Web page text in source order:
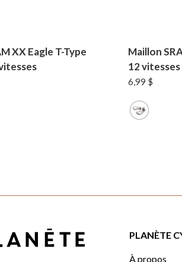
XX Eagle T-Type
Maillon
12 vitesses
6,99 $
PLANÈTE
À propos